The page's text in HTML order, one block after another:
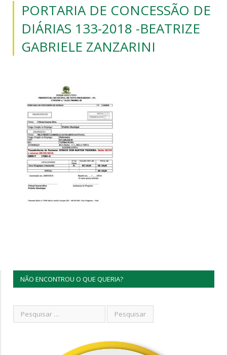
PORTARIA DE CONCESSÃO DE
DIÁRIAS 133-2018 -BEATRIZE
GABRIELE ZANZARINI
NÃO ENCONTROU O QUE QUERIA?